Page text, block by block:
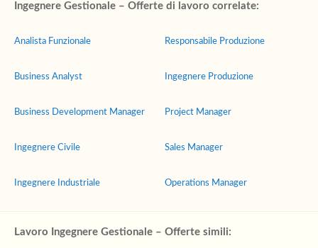
Ingegnere Gestionale – Offerte di lavoro correlate:
Analista Funzionale
Business Analyst
Business Development Manager
Ingegnere Civile
Ingegnere Industriale
Responsabile Produzione
Ingegnere Produzione
Project Manager
Sales Manager
Operations Manager
Lavoro Ingegnere Gestionale – Offerte simili: